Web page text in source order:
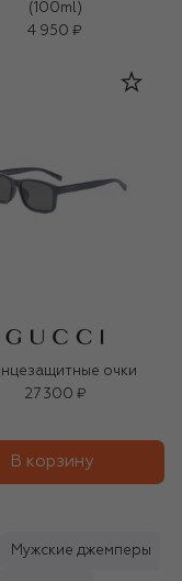
(100ml)
4 950 ₽
очки
27 300 ₽
В корзину
Мужские джемперы